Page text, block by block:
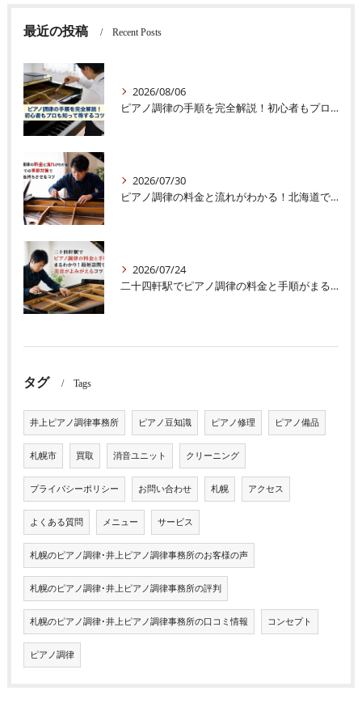
最近の投稿 Recent Posts
2026/08/06
ピアノ調律の手順を完全解説！初心者もプロも知って得するコツ
2026/07/30
ピアノ調律の料金と流れがわかる！北海道での季節対策で音色を長持ちさせるコツ
2026/07/24
二十四軒駅でピアノ調律の料金と手順がまるわかり！最短訪問で美音がよみがえるコツ
タグ Tags
井上ピアノ調律事務所 ピアノ豆知識 ピアノ修理 ピアノ備品
札幌市 買取 消音ユニット クリーニング
プライバシーポリシー お問い合わせ 札幌 アクセス
よくある質問 メニュー サービス
札幌のピアノ調律･井上ピアノ調律事務所のお客様の声
札幌のピアノ調律･井上ピアノ調律事務所の評判
札幌のピアノ調律･井上ピアノ調律事務所の口コミ情報 コンセプト
ピアノ調律